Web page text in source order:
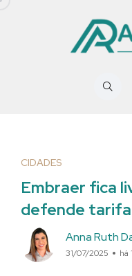
CIDADES
Embraer fica
defende
Anna Ruth
31/07/2025 há